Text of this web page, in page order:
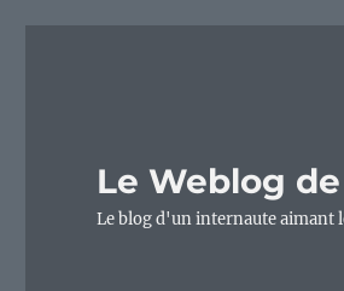
Le Weblog
Le blog d'un internaute aimant